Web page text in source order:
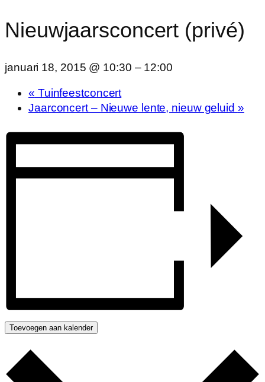
Nieuwjaarsconcert (privé)
januari 18, 2015 @ 10:30 – 12:00
« Tuinfeestconcert
Jaarconcert – Nieuwe lente, nieuw geluid »
Toevoegen aan kalender